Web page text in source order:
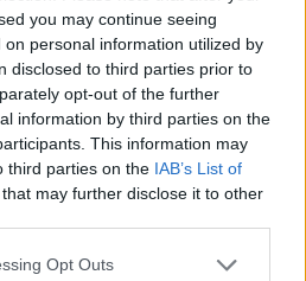
you may continue seeing
personal information utilized by
disclosed to third parties prior to
opt-out of the further
information by third parties on the
This information may
third parties on the IAB’s List of
that may further disclose it to other
Opt Outs
să pună
de euro.
a fost